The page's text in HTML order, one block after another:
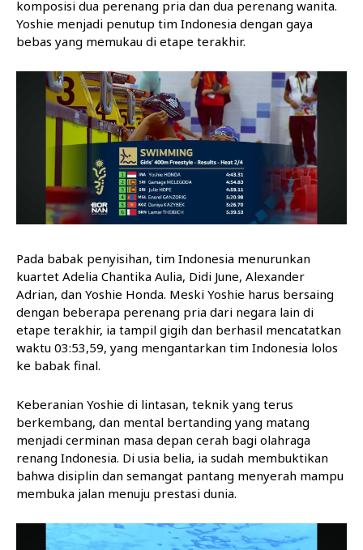
komposisi dua perenang pria dan dua perenang wanita.
Yoshie menjadi penutup tim Indonesia dengan gaya
bebas yang memukau di etape terakhir.
Pada babak penyisihan, tim Indonesia menurunkan
kuartet Adelia Chantika Aulia, Didi June, Alexander
Adrian, dan Yoshie Honda. Meski Yoshie harus bersaing
dengan beberapa perenang pria dari negara lain di
etape terakhir, ia tampil gigih dan berhasil mencatatkan
waktu 03:53,59, yang mengantarkan tim Indonesia lolos
ke babak final.
Keberanian Yoshie di lintasan, teknik yang terus
berkembang, dan mental bertanding yang matang
menjadi cerminan masa depan cerah bagi olahraga
renang Indonesia. Di usia belia, ia sudah membuktikan
bahwa disiplin dan semangat pantang menyerah mampu
membuka jalan menuju prestasi dunia.